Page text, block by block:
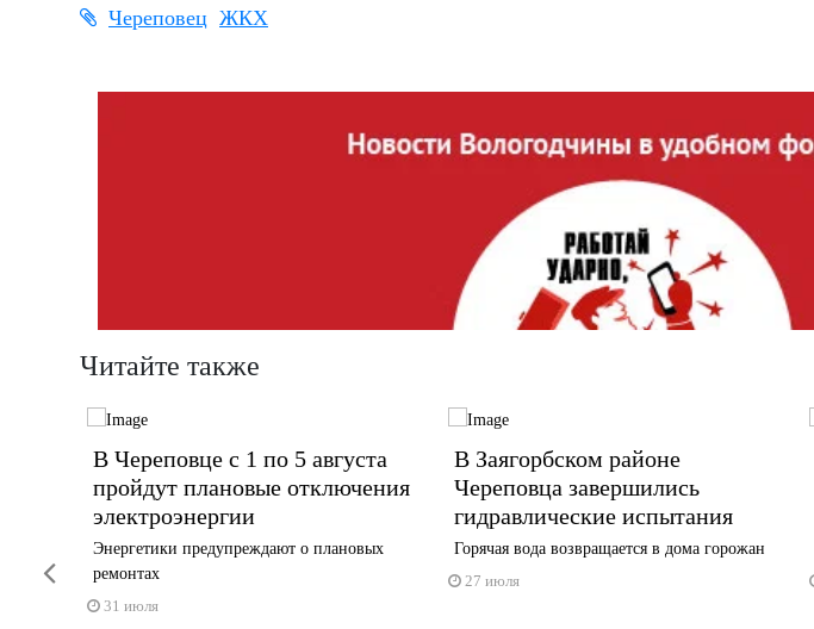
Череповец ЖКХ
Читайте также
В Череповце с 1 по 5 августа
пройдут плановые отключения
электроэнергии
Энергетики предупреждают о плановых
ремонтах
31 июля
В Заягорбском районе
Череповца завершились
гидравлические испытания
Горячая вода возвращается в дома горожан
27 июля